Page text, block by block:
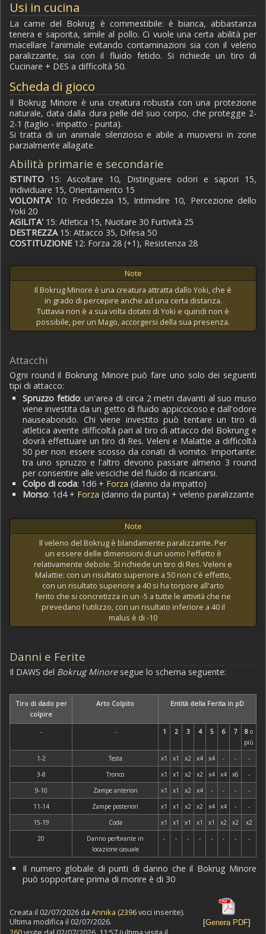
Usi in cucina
La carne del Bokrug è commestibile: è bianca, abbastanza
tenera e saporita, simile al pollo. Ci vuole una certa abilità per
macellare l'animale evitando contaminazioni sia con il veleno
paralizzante, sia con il fluido fetido. Si richiede un tiro di
Cucinare + DES a difficoltà 50.
Scheda di gioco
Il Bokrug Minore è una creatura robusta con una protezione
naturale, data dalla dura pelle del suo corpo, che protegge 2-
2-1 (taglio - impatto - punta).
Si tratta di un animale silenzioso e abile a muoversi in zone
parzialmente allagate.
Abilità primarie e secondarie
ISTINTO 15: Ascoltare 10, Distinguere odori e sapori 15,
Individuare 15, Orientamento 15
VOLONTA' 10: Freddezza 15, Intimidire 10, Percezione dello
Yoki 20
AGILITA' 15: Atletica 15, Nuotare 30 Furtività 25
DESTREZZA 15: Attacco 35, Difesa 50
COSTITUZIONE 12: Forza 28 (+1), Resistenza 28
Note
Il Bokrug Minore è una creatura attratta dallo Yoki, che è
in grado di percepire anche ad una certa distanza.
Tuttavia non è a sua volta dotato di Yoki e quindi non è
possibile, per un Mago, accorgersi della sua presenza.
Attacchi
Ogni round il Bokrung Minore può fare uno solo dei seguenti
tipi di attacco:
Spruzzo fetido: un'area di circa 2 metri davanti al suo muso
viene investita da un getto di fluido appiccicoso e dall'odore
nauseabondo. Chi viene investito può tentare un tiro di
atletica avente difficoltà pari al tiro di attacco del Bokrung e
dovrà effettuare un tiro di Res. Veleni e Malattie a difficoltà
50 per non essere scosso da conati di vomito. Importante:
tra uno spruzzo e l'altro devono passare almeno 3 round
per consentire alle vesciche del fluido di ricaricarsi.
Colpo di coda: 1d6 + Forza (danno da impatto)
Morso: 1d4 + Forza (danno da punta) + veleno paralizzante
Note
Il veleno del Bokrug è blandamente paralizzante. Per
un essere delle dimensioni di un uomo l'effetto è
relativamente debole. SI richiede un tiro di Res. Veleni e
Malattie: con un risultato superiore a 50 non c'è effetto,
con un risultato superiore a 40 si ha torpore all'arto
ferito che si concretizza in un -5 a tutte le attività che ne
prevedano l'utilizzo, con un risultato inferiore a 40 il
malus è di -10
Danni e Ferite
Il DAWS del Bokrug Minoresegue lo schema seguente:
Tiro di dado per
colpire
Arto Colpito Entità della Ferita in pD
- - 1 2 3 4 5 6 7 8 o
più
1-2
Testa x1 x1 x2 x4 x4 - -
-
3-8
Tronco x1 x1 x2 x2 x4 x4 x6
-
9-10
Zampe anteriori x1 x1 x2 x4 - - -
-
11-14
Zampe posteriori x1 x1 x2 x2 x4 x4 -
-
15-19
Coda x1 x1 x1 x1 x1 x2 x2
x2
20
Danno perforante in
locazione casuale
- - - - - - - -
Il numero globale di punti di danno che il Bokrug Minore
può sopportare prima di morire è di 30
Creata il 02/07/2026 da Annika (2396voci inserite).
Ultima modifica il 02/07/2026.
[Genera PDF]